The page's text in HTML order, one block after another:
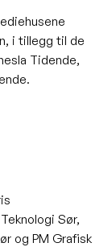
i tillegg til de
Tidende,
Sør,
og PM Grafisk